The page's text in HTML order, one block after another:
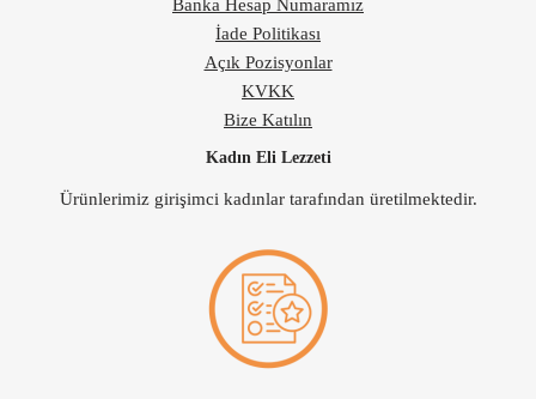
Banka Hesap Numaramız
İade Politikası
Açık Pozisyonlar
KVKK
Bize Katılın
Kadın Eli Lezzeti
Ürünlerimiz girişimci kadınlar tarafından üretilmektedir.